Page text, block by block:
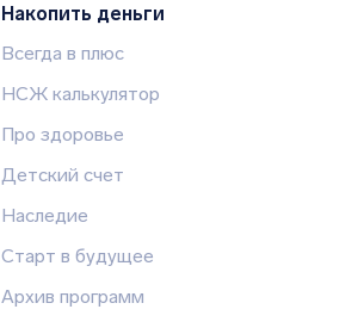
Накопить деньги
Всегда в плюс
НСЖ калькулятор
Про здоровье
Детский счет
Наследие
Старт в будущее
Архив программ